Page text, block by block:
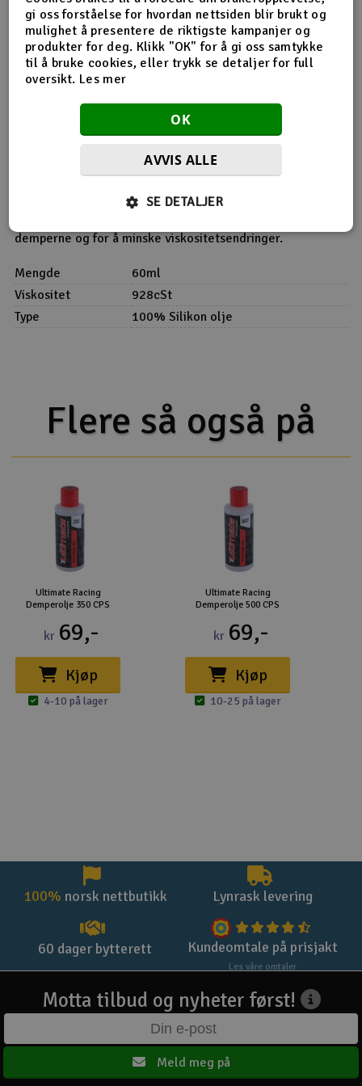
Produktinfo Tips en venn Anmeldelser
Produktinformasjon
oljefylte dempere. Ultimate Racing demperolje er laget av
100% ren silikonolje og will ikke tynnes i varmt vær eller
jo tykkere er oljen. Ultimate Racing silikonolje inneholder
demperne og for å minske viskositetsendringer.
Mengde
60ml
Viskositet
928cSt
Type
100% Silikon olje
Flere så også på
Ultimate Racing
Demperolje 350 CPS
kr 69,-
Kjøp
4-10 på lager
Ultimate Racing
Demperolje 500 CPS
kr 69,-
Kjøp
10-25 på lager
100% norsk nettbutikk Lynrask levering
60 dager bytterett Kundeomtale på prisjakt
Les våre omtaler
Motta tilbud og nyheter først!
Meld meg på
gi oss forståelse for hvordan nettsiden blir brukt og
mulighet å presentere de riktigste kampanjer og
produkter for deg. Klikk "OK" for å gi oss samtykke
til å bruke cookies, eller trykk se detaljer for full
oversikt. Les mer
OK
AVVIS ALLE
SE DETALJER